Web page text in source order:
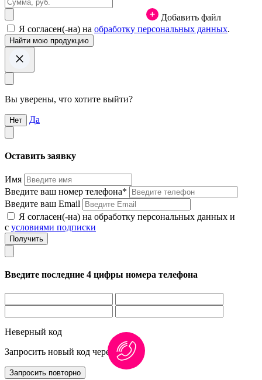
Добавить файл
Я согласен(-на) на обработку персональных данных.
Вы уверены, что хотите выйти?
Нет Да
Оставить заявку
Имя
Введите ваш номер телефона*
Введите ваш Email
Я согласен(-на) на обработку персональных данных и
с условиями подписки
Введите последние 4 цифры номера телефона
Неверный код
Запросить новый код через 1:00
Запросить повторно